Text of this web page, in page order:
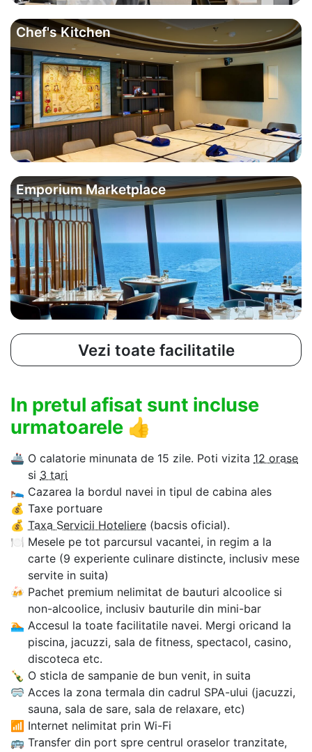
Chef's Kitchen
Emporium Marketplace
Vezi toate facilitatile
In pretul afisat sunt incluse
urmatoarele 👍
🚢 O calatorie minunata de 15 zile. Poti vizita 12 orase
si 3 tari
🛌 Cazarea la bordul navei in tipul de cabina ales
💰 Taxe portuare
💰 Taxa Servicii Hoteliere (bacsis oficial).
🍽 Mesele pe tot parcursul vacantei, in regim a la
carte (9 experiente culinare distincte, inclusiv mese
servite in suita)
🍻 Pachet premium nelimitat de bauturi alcoolice si
non-alcoolice, inclusiv bauturile din mini-bar
🏊‍ Accesul la toate facilitatile navei. Mergi oricand la
piscina, jacuzzi, sala de fitness, spectacol, casino,
discoteca etc.
🍾 O sticla de sampanie de bun venit, in suita
🥽 Acces la zona termala din cadrul SPA-ului (jacuzzi,
sauna, sala de sare, sala de relaxare, etc)
📶 Internet nelimitat prin Wi-Fi
🚌 Transfer din port spre centrul oraselor tranzitate,